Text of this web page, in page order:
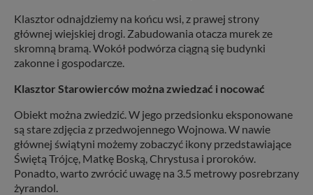
Klasztor odnajdziemy na końcu wsi, z prawej strony
głównej wiejskiej drogi. Zabudowania otacza murek ze
skromną bramą. Wokół podwórza ciągną się budynki
zakonne i gospodarcze.
Klasztor Starowierców można zwiedzać i nocować
Obiekt można zwiedzić. W jego przedsionku eksponowane
są stare zdjęcia z przedwojennego Wojnowa. W nawie
głównej świątyni możemy zobaczyć ikony przedstawiające
Świętą Trójcę, Matkę Boską, Chrystusa i proroków.
Ponadto, warto zwrócić uwagę na 3.5 metrowy posrebrzany
żyrandol.